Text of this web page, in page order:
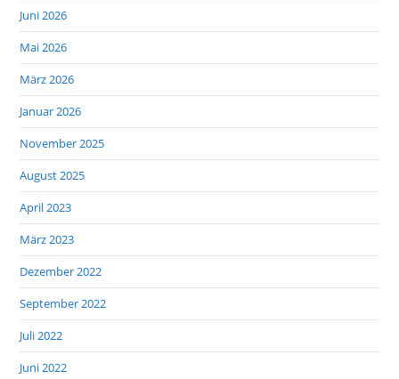
Juni 2026
Mai 2026
März 2026
Januar 2026
November 2025
August 2025
April 2023
März 2023
Dezember 2022
September 2022
Juli 2022
Juni 2022